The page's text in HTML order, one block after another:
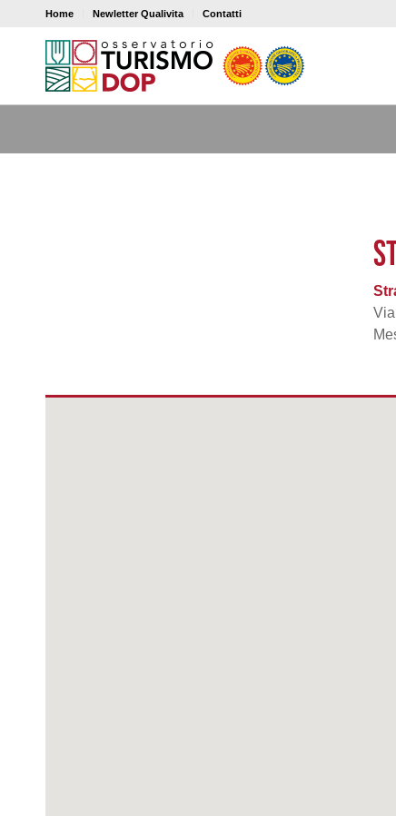
Home Newletter Qualivita Contatti